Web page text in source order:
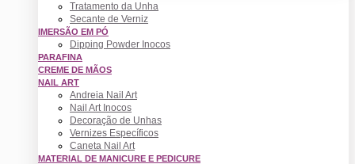
Tratamento da Unha
Secante de Verniz
IMERSÃO EM PÓ
Dipping Powder Inocos
PARAFINA
CREME DE MÃOS
NAIL ART
Andreia Nail Art
Nail Art Inocos
Decoração de Unhas
Vernizes Específicos
Caneta Nail Art
MATERIAL DE MANICURE E PEDICURE